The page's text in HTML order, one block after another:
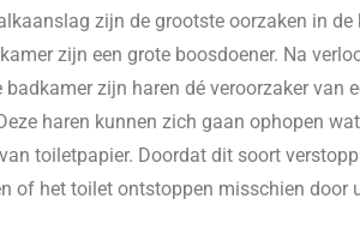
zijn de grootste oorzaken in
zijn een grote boosdoener. Na
zijn haren dé veroorzaker van
haren kunnen zich gaan ophopen
toiletpapier. Doordat dit soort
of het toilet ontstoppen misschien